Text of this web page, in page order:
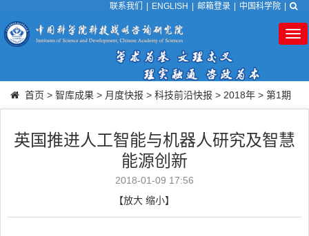
联系我们 ENGLISH 邮箱登录 中国科学院
首页 > 智库成果 > 月度快报 > 科技前沿快报 > 2018年 > 第1期
英国推进人工智能与机器人研究及智慧
能源创新
2018-01-09 17:56
【放大 缩小】